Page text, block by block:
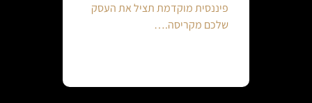
פיננסית מוקדמת תציל את העסק
שלכם מקריסה.…